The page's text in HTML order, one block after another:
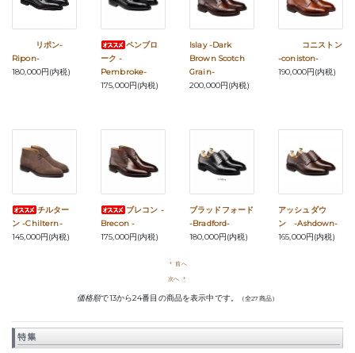
リポン-
Ripon-
180,000円(内税)
ペンブロ
ーク -
Pembroke-
175,000円(内税)
Islay -Dark
Brown Scotch
Grain-
200,000円(内税)
コニストン
-coniston-
190,000円(内税)
チルター
ン -Chiltern-
145,000円(内税)
ブレコン -
Brecon -
175,000円(内税)
ブラッドフォード
-Bradford-
180,000円(内税)
アッシュダウ
ン -Ashdown-
165,000円(内税)
navigate_before 前へ
次へ navigate_next
価格順で13から24番目の商品を表示中です。 （全27商品）
特集